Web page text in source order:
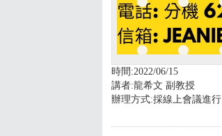
時間:2022/06/15
講者:龍希文 副教授
辦理方式:採線上會議進行